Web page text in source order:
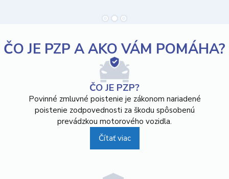
ČO JE PZP A AKO VÁM POMÁHA?
ČO JE PZP?
Povinné zmluvné poistenie je zákonom nariadené
poistenie zodpovednosti za škodu spôsobenú
prevádzkou motorového vozidla.
Čítať viac